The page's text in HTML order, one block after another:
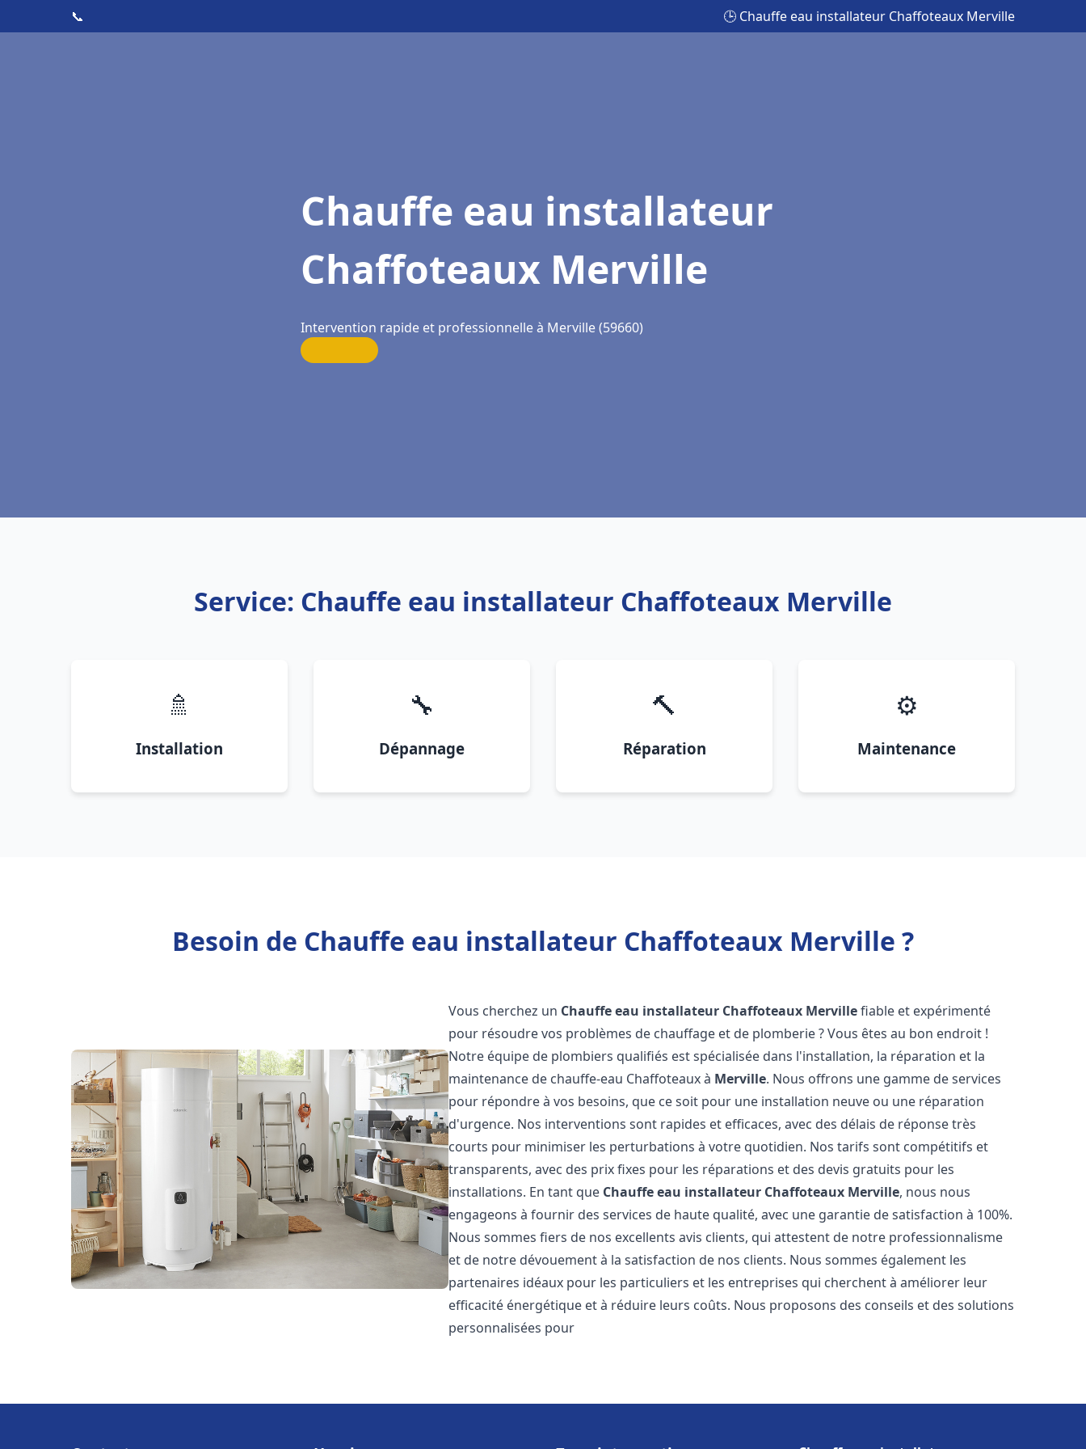
📞 🕒 Chauffe eau installateur Chaffoteaux Merville
Chauffe eau installateur
Chaffoteaux Merville
Intervention rapide et professionnelle à Merville (59660)
Service: Chauffe eau installateur Chaffoteaux Merville
🚿
Installation
🔧
Dépannage
🔨
Réparation
⚙️
Maintenance
Besoin de Chauffe eau installateur Chaffoteaux Merville ?
Vous cherchez un Chauffe eau installateur Chaffoteaux Mervillefiable et expérimenté
pour résoudre vos problèmes de chauffage et de plomberie ? Vous êtes au bon endroit !
Notre équipe de plombiers qualifiés est spécialisée dans l'installation, la réparation et la
maintenance de chauffe-eau Chaffoteaux à Merville. Nous offrons une gamme de services
pour répondre à vos besoins, que ce soit pour une installation neuve ou une réparation
d'urgence. Nos interventions sont rapides et efficaces, avec des délais de réponse très
courts pour minimiser les perturbations à votre quotidien. Nos tarifs sont compétitifs et
transparents, avec des prix fixes pour les réparations et des devis gratuits pour les
installations. En tant que Chauffe eau installateur Chaffoteaux Merville, nous nous
engageons à fournir des services de haute qualité, avec une garantie de satisfaction à 100%.
Nous sommes fiers de nos excellents avis clients, qui attestent de notre professionnalisme
et de notre dévouement à la satisfaction de nos clients. Nous sommes également les
partenaires idéaux pour les particuliers et les entreprises qui cherchent à améliorer leur
efficacité énergétique et à réduire leurs coûts. Nous proposons des conseils et des solutions
personnalisées pour